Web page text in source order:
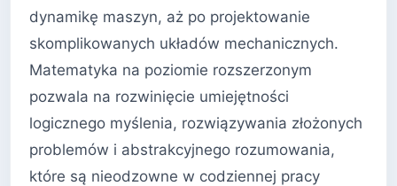
dynamikę maszyn, aż po projektowanie
skomplikowanych układów mechanicznych.
Matematyka na poziomie rozszerzonym
pozwala na rozwinięcie umiejętności
logicznego myślenia, rozwiązywania złożonych
problemów i abstrakcyjnego rozumowania,
które są nieodzowne w codziennej pracy